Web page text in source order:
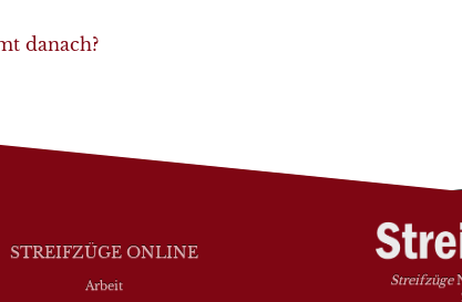
danach?
STREIFZÜGE ONLINE
Arbeit Streifzüge